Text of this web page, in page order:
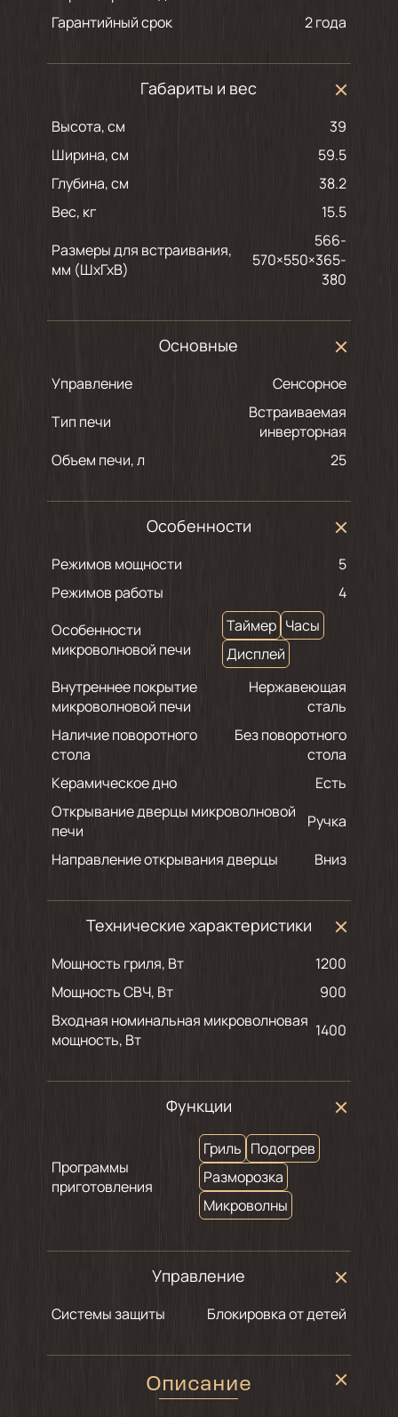
Гарантийный срок
2 года
Габариты и вес
Высота, см
39
Ширина, см
59.5
Глубина, см
38.2
Вес, кг
15.5
Размеры для встраивания,
мм (ШхГхВ)
566-
570×550×365-
380
Основные
Управление
Сенсорное
Тип печи
Встраиваемая
инверторная
Объем печи, л
25
Особенности
Режимов мощности
5
Режимов работы
4
Особенности
микроволновой печи
Таймер Часы
Дисплей
Внутреннее покрытие
микроволновой печи
Нержавеющая
сталь
Наличие поворотного
стола
Без поворотного
стола
Керамическое дно
Есть
Открывание дверцы микроволновой
печи
Ручка
Направление открывания дверцы
Вниз
Технические характеристики
Мощность гриля, Вт
1200
Мощность СВЧ, Вт
900
Входная номинальная микроволновая
мощность, Вт
1400
Функции
Программы
приготовления
Гриль Подогрев
Разморозка
Микроволны
Управление
Системы защиты Блокировка от детей
Описание